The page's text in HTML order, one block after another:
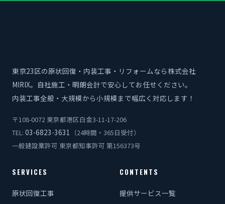
東京23区の原状回復・内装工事・リフォームなら株式会社
MIRIX。自社施工・明朗会計で安心してお任せください。
内装工事全般・大規模から小規模まで幅広く対応します！
〒108-0072 東京都港区白金3-11-17-206
TEL: 03-6823-3631
（24時間・365日受付）
一般建設業許可 東京都知事許可 第156373号
SERVICES
原状回復工事
CONTENTS
提供サービス一覧